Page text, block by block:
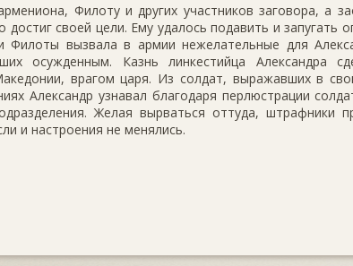
Филоту и других участников заговора, а
достиг своей цели. Ему удалось подавить и запугать
Филоты вызвала в армии нежелательные для
осужденным. Казнь линкестийца Александра
врагом царя. Из солдат, выражавших в
Александр узнавал благодаря перлюстрации
Желая вырваться оттуда, штрафники
и настроения не менялись.